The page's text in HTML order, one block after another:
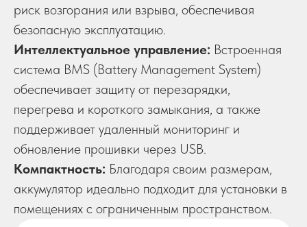
риск возгорания или взрыва, обеспечивая
безопасную эксплуатацию.
Интеллектуальное управление: Встроенная
система BMS (Battery Management System)
обеспечивает защиту от перезарядки,
перегрева и короткого замыкания, а также
поддерживает удаленный мониторинг и
обновление прошивки через USB.
Компактность: Благодаря своим размерам,
аккумулятор идеально подходит для установки в
помещениях с ограниченным пространством.